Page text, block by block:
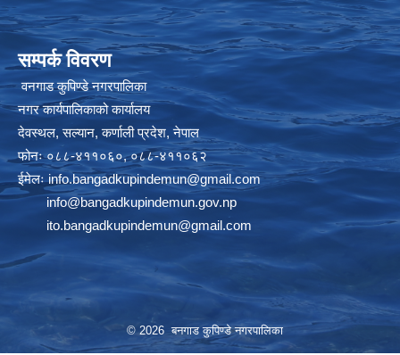
सम्पर्क विवरण
वनगाड कुपिण्डे नगरपालिका
नगर कार्यपालिकाको कार्यालय
देवस्थल, सल्यान, कर्णाली प्रदेश, नेपाल
फोनः ०८८-४११०६०, ०८८-४११०६२
ईमेलःinfo.bangadkupindemun@gmail.com
info@bangadkupindemun.gov.np
ito.bangadkupindemun@gmail.com
© 2026 बनगाड कुपिण्डे नगरपालिका